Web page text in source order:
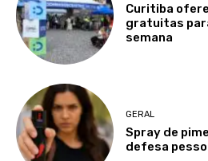
Curitiba
gratuitas
semana
GERAL
Spray de
defesa